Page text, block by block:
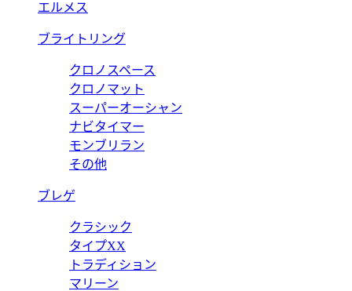
エルメス
ブライトリング
クロノスペース
クロノマット
スーパーオーシャン
ナビタイマー
モンブリラン
その他
ブレゲ
クラシック
タイプXX
トラディション
マリーン